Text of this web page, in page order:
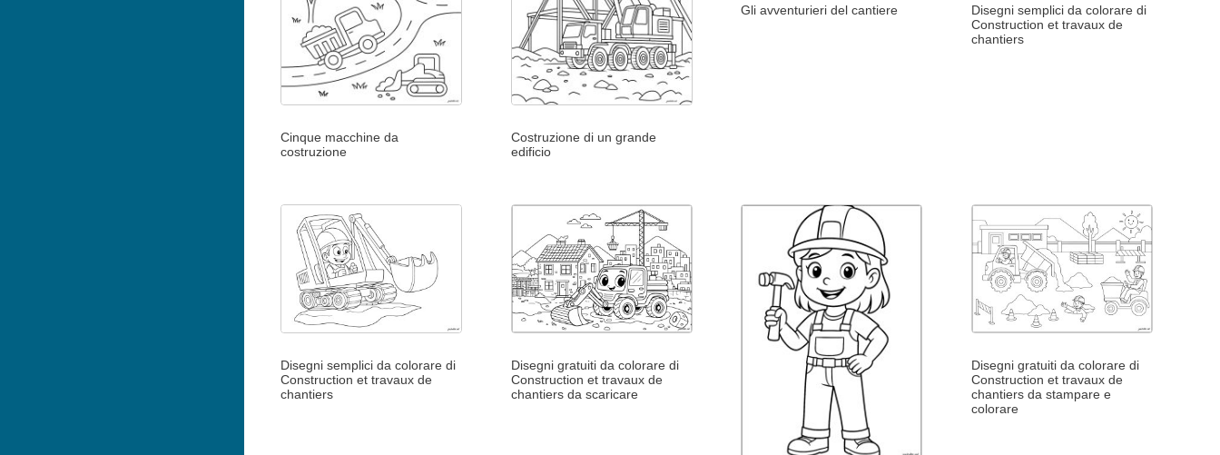
Cinque macchine da
costruzione
Costruzione di un grande
edificio
Gli avventurieri del cantiere
Disegni semplici da colorare di
Construction et travaux de
chantiers
Disegni semplici da colorare di
Construction et travaux de
chantiers
Disegni gratuiti da colorare di
Construction et travaux de
chantiers da scaricare
Disegni gratuiti da colorare di
Construction et travaux de
chantiers da stampare e
colorare